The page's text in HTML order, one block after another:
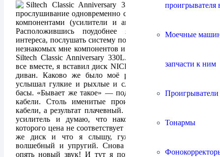
проигрывателя
Моечные
запчасти к ним
Тонармы
Siltech Classic Anniversary 330L попал ко мне на
прослушивание одновременно с несколькими другими
компонентами (усилители и акустические системы).
Расположившись поудобнее я решил, чисто из
интереса, послушать систему полностью состоящую из
незнакомых мне компонентов и в том числе с кабелем
Siltech Classic Anniversary 330L. Собрав и подключив
все вместе, я вставил диск NIСKELBACK и уселся на
диван. Каково же было моё разочарование когда я
услышал гулкие и рыхлые и слабо сфокусированные
басы. «Бывает же такое» — подумал я про систему и
кабели. Столь именитые производители и дорогие
кабели, а результат плачевный. Разочарованно меняю
усилитель и думаю, что наконец нашёл кабель у
которого цена не соответствует качеству, включаю тот
же диск и что я слышу, гула нет и бас просто
волшебный и упругий. Снова меняю компоненты и
опять новый звук! И тут я понимаю, что слушаю и